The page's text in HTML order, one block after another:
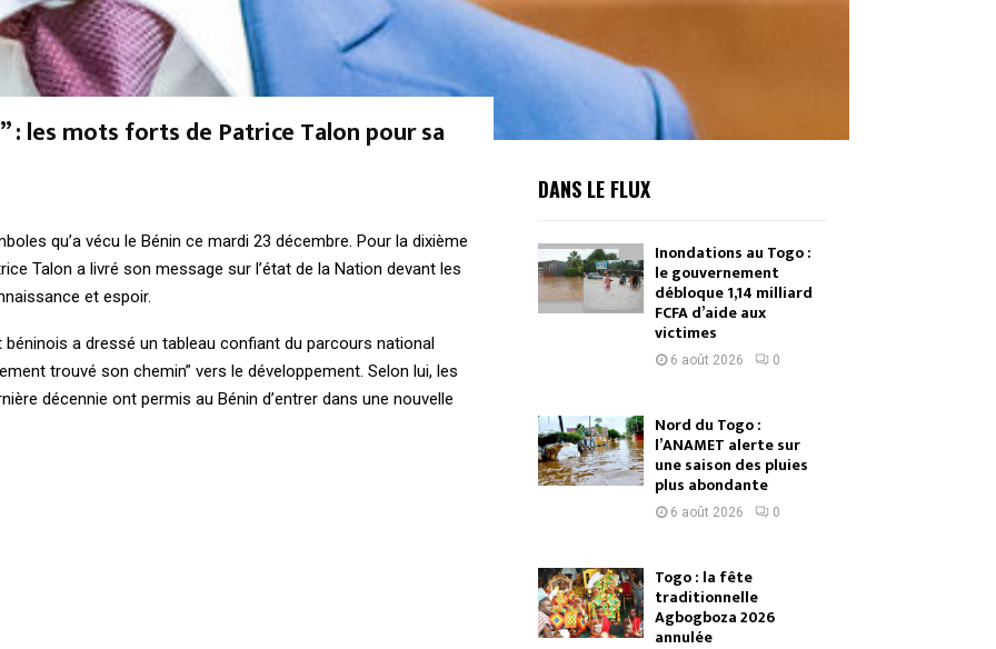
: les mots forts de Patrice Talon pour sa
qu’a vécu le Bénin ce mardi 23 décembre. Pour la dixième
Talon a livré son message sur l’état de la Nation devant les
et espoir.
a dressé un tableau confiant du parcours national
trouvé son chemin” vers le développement. Selon lui, les
décennie ont permis au Bénin d’entrer dans une nouvelle
DANS LE FLUX
Inondations au Togo :
le gouvernement
débloque 1,14 milliard
FCFA d’aide aux
victimes
6 août 2026 0
Nord du Togo :
l’ANAMET alerte sur
une saison des pluies
plus abondante
6 août 2026 0
Togo : la fête
traditionnelle
Agbogboza 2026
annulée